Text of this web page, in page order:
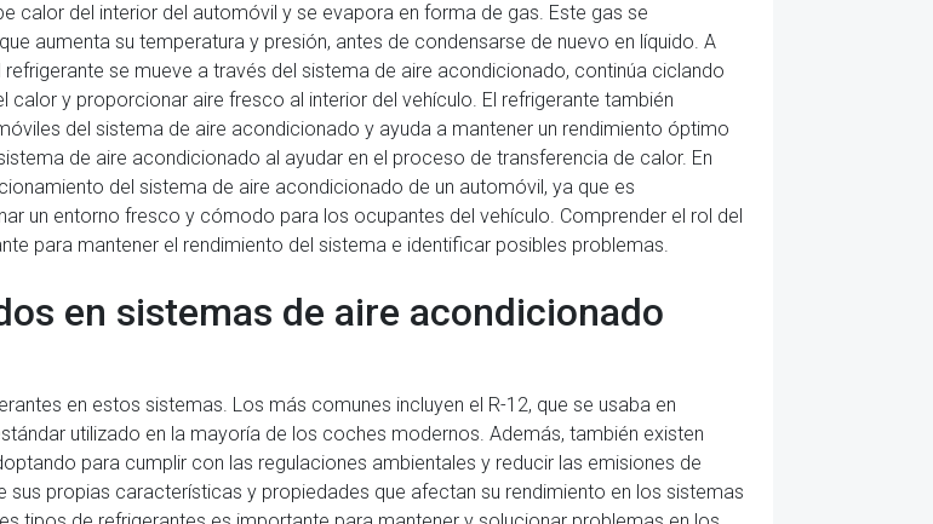
calor del interior del automóvil y se evapora en forma de gas. Este gas se
aumenta su temperatura y presión, antes de condensarse de nuevo en líquido. A
refrigerante se mueve a través del sistema de aire acondicionado, continúa ciclando
y proporcionar aire fresco al interior del vehículo. El refrigerante también
del sistema de aire acondicionado y ayuda a mantener un rendimiento óptimo
de aire acondicionado al ayudar en el proceso de transferencia de calor. En
del sistema de aire acondicionado de un automóvil, ya que es
un entorno fresco y cómodo para los ocupantes del vehículo. Comprender el rol del
para mantener el rendimiento del sistema e identificar posibles problemas.
en sistemas de aire acondicionado
en estos sistemas. Los más comunes incluyen el R-12, que se usaba en
utilizado en la mayoría de los coches modernos. Además, también existen
para cumplir con las regulaciones ambientales y reducir las emisiones de
propias características y propiedades que afectan su rendimiento en los sistemas